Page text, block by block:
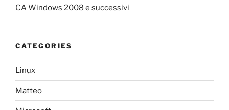
CA Windows 2008 e successivi
CATEGORIES
Linux
Matteo